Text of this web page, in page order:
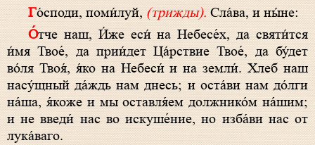
Го́споди, поми́луй,(трижды).Сла́ва, и ны́не:
О́тче наш, И́же еси́ на Небесе́х, да святи́тся
и́мя Твое́, да прии́дет Ца́рствие Твое́, да бу́дет
во́ля Твоя́, я́ко на Небеси́ и на земли́. Хлеб наш
насу́щный да́ждь нам днесь; и оста́ви нам до́лги
на́ша, я́коже и мы оставля́ем должнико́м на́шим;
и не введи́ нас во искуше́ние, но изба́ви нас от
лука́ваго.